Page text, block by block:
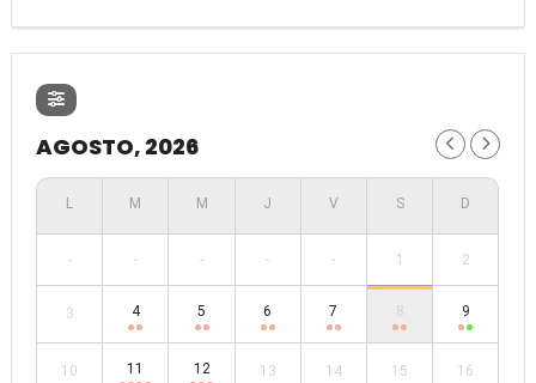
AGOSTO, 2026
- - - - - 1 2
3 4 5 6 7 8 9
10 11 12 13 14 15 16